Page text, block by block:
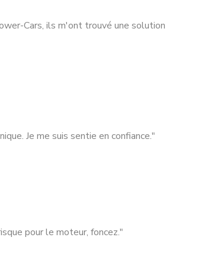
Cars, ils m'ont trouvé une solution
Je me suis sentie en confiance."
pour le moteur, foncez."